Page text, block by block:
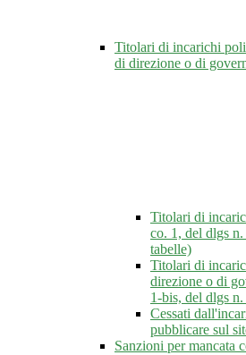
Titolari di incarichi
di direzione o di
Titolari di
co. 1, del dlgs
tabelle)
Titolari di
direzione o di
1-bis, del dlgs
Cessati
pubblicare sul
Sanzioni per mancata